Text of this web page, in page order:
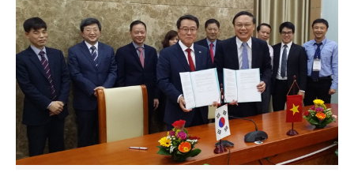
30점, 특별공모14점)이 수상의 영광을 안았습니다. 대상
에는 한파로 인해 얼어붙은 바다를 촬영한 겨울바다가 선
정되었습니다.수상한 작품들은 오는 3월 20일(화)